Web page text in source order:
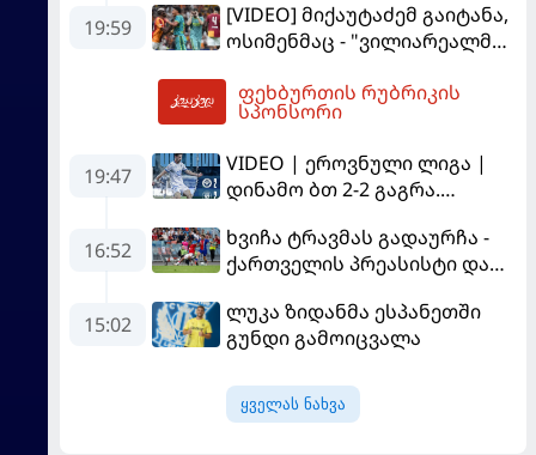
19:59
[VIDEO] მიქაუტაძემ გაიტანა,
ოსიმენმაც - "ვილიარეალმა"
"გალათასარაის" მოუგო
ფეხბურთის რუბრიკის
სპონსორი
19:47
VIDEO | ეროვნული ლიგა |
დინამო ბთ 2-2 გაგრა.
16:52
ხვიჩა ტრავმას გადაურჩა -
ქართველის პრეასისტი და
იუნაიტედთან"
15:02
ლუკა ზიდანმა ესპანეთში
გუნდი გამოიცვალა
ყველას ნახვა